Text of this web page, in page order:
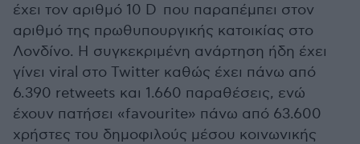
έχει τον αριθμό 10 D που παραπέμπει στον
αριθμό της πρωθυπουργικής κατοικίας στο
Λονδίνο. Η συγκεκριμένη ανάρτηση ήδη έχει
γίνει viral στο Twitter καθώς έχει πάνω από
6.390 retweets και 1.660 παραθέσεις, ενώ
έχουν πατήσει «favourite» πάνω από 63.600
χρήστες του δημοφιλούς μέσου κοινωνικής